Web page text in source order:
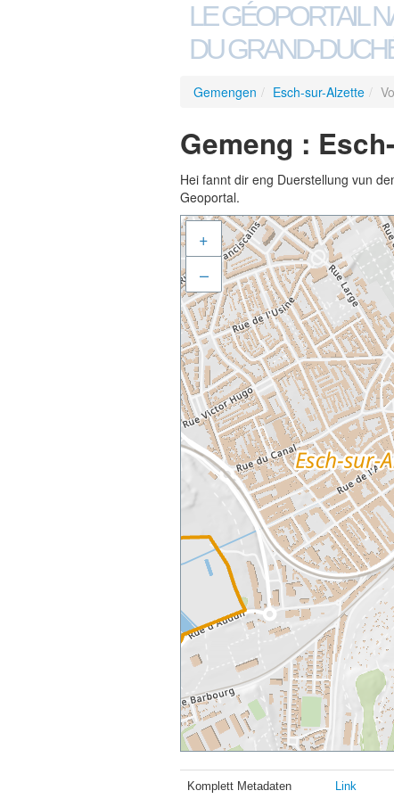
LE GÉOPORTAIL
DU GRAND-
Gemengen / Esch-sur-Alzette /
Gemeng :
Hei fannt dir eng Duerstellung vun
Geoportal.
+
–
Komplett Metadaten Link